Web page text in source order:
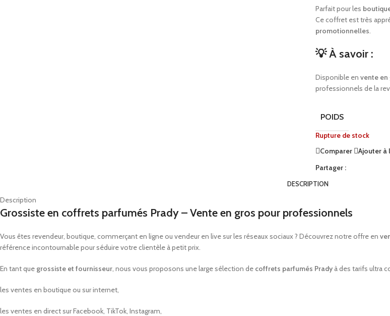
Parfait pour les
Ce coffret est très
promotionnelles.
💡 À savoir :
Disponible en vente en
professionnels de la
POIDS
Rupture de stock
Comparer
Ajouter à
Partager :
DESCRIPTION
Description
Grossiste en coffrets parfumés Prady – Vente en gros pour professionnels
Vous êtes revendeur, boutique, commerçant en ligne ou vendeur en live sur les réseaux sociaux ? Découvrez notre offre en
référence incontournable pour séduire votre clientèle à petit prix.
En tant que grossiste et fournisseur, nous vous proposons une large sélection de coffrets parfumés Prady à des tarifs ultra
les ventes en boutique ou sur internet,
les ventes en direct sur Facebook, TikTok, Instagram,